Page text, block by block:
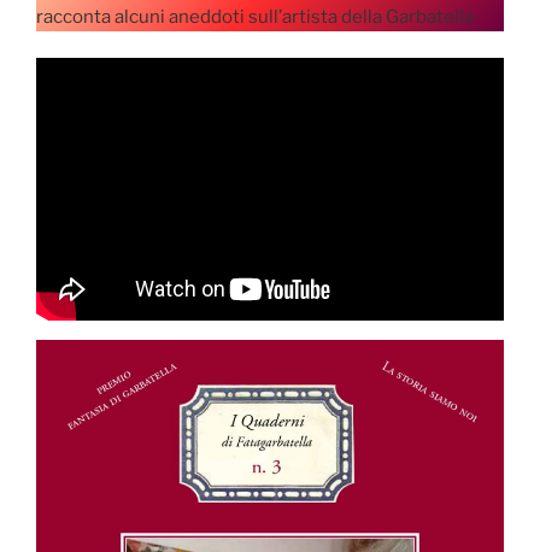
racconta alcuni aneddoti sull’artista della Garbatella